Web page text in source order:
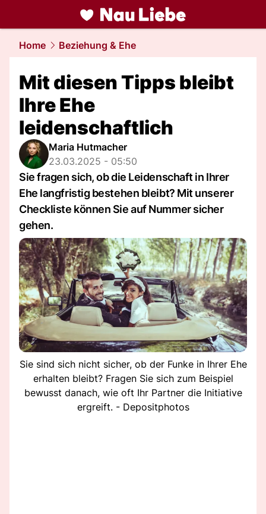
liebe.NAU.ch
Home Beziehung & Ehe
Mit diesen Tipps bleibt
Ihre Ehe
leidenschaftlich
Maria Hutmacher
23.03.2025 - 05:50
Sie fragen sich, ob die Leidenschaft in Ihrer
Ehe langfristig bestehen bleibt? Mit unserer
Checkliste können Sie auf Nummer sicher
gehen.
Sie sind sich nicht sicher, ob der Funke in Ihrer Ehe
erhalten bleibt? Fragen Sie sich zum Beispiel
bewusst danach, wie oft Ihr Partner die Initiative
ergreift. - Depositphotos